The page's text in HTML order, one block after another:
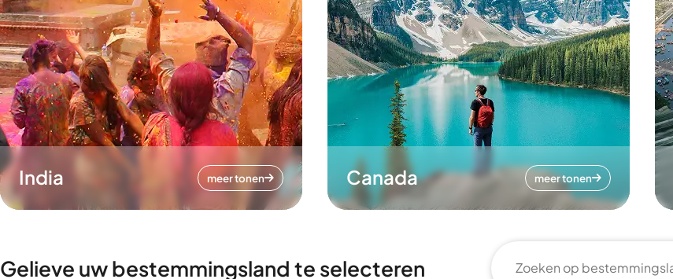
India meer tonen Canada meer tonen
Gelieve uw bestemmingsland te selecteren